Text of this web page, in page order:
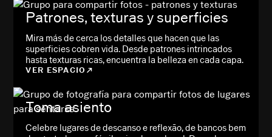
Patrones, texturas y superficies
Mira más de cerca los detalles que hacen que las
superficies cobren vida. Desde patrones intrincados
hasta texturas ricas, encuentra la belleza en cada capa.
VER ESPACIO
Toma asiento
Celebre lugares de descanso e reflexão, de bancos bem